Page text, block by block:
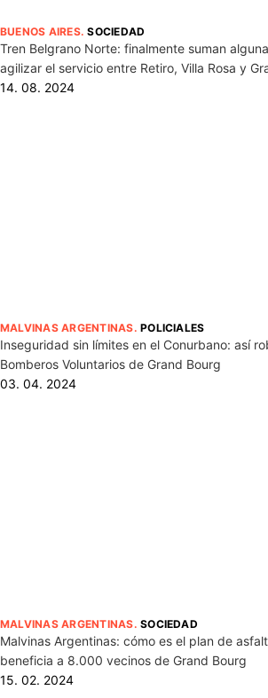
BUENOS AIRES.SOCIEDAD
Tren Belgrano Norte: finalmente suman
agilizar el servicio entre Retiro, Villa Rosa y
14. 08. 2024
MALVINAS ARGENTINAS.POLICIALES
Inseguridad sin límites en el Conurbano: así
Bomberos Voluntarios de Grand Bourg
03. 04. 2024
MALVINAS ARGENTINAS.SOCIEDAD
Malvinas Argentinas: cómo es el plan de
beneficia a 8.000 vecinos de Grand Bourg
15. 02. 2024